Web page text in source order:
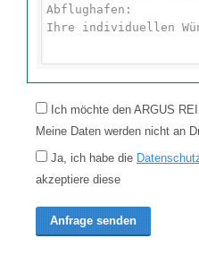
Ich möchte den ARGUS
Meine Daten werden nicht an
Ja, ich habe die
akzeptiere diese